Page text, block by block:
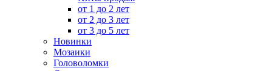
от 1 до 2 лет
от 2 до 3 лет
от 3 до 5 лет
Новинки
Мозаики
Головоломки